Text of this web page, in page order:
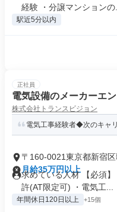
経験 ・分譲マンションの...
駅近5分以内
正社員
電気設備のメーカーエ
株式会社トランスビジョン
電気工事経験者◆次のキャ
〒160-0021東京都新宿
月給35万円以上
求めている人材 【必須
許(AT限定可) ・電気工...
年間休日120日以上 +15個